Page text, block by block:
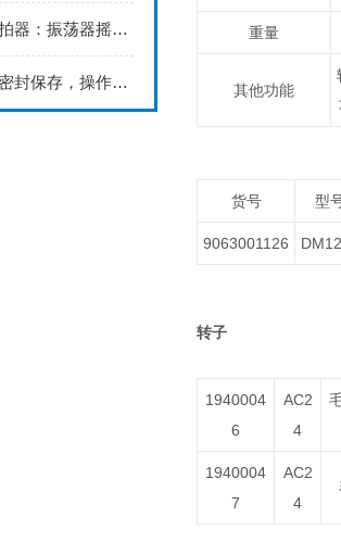
实验室的节拍器：振荡器摇床的应用与维护
抗原试剂盒密封保存，操作指引
重量
其他功能
货号 型
9063001126
转子
1940004
6
AC2
4
1940004
7
AC2
4